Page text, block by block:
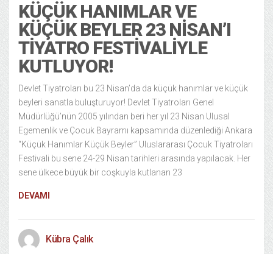
KÜÇÜK HANIMLAR VE
KÜÇÜK BEYLER 23 NISAN’I
TIYATRO FESTIVALIYLE
KUTLUYOR!
Devlet Tiyatroları bu 23 Nisan’da da küçük hanımlar ve küçük
beyleri sanatla buluşturuyor! Devlet Tiyatroları Genel
Müdürlüğü’nün 2005 yılından beri her yıl 23 Nisan Ulusal
Egemenlik ve Çocuk Bayramı kapsamında düzenlediği Ankara
“Küçük Hanımlar Küçük Beyler” Uluslararası Çocuk Tiyatroları
Festivali bu sene 24-29 Nisan tarihleri arasında yapılacak. Her
sene ülkece büyük bir coşkuyla kutlanan 23
DEVAMI
Kübra Çalık